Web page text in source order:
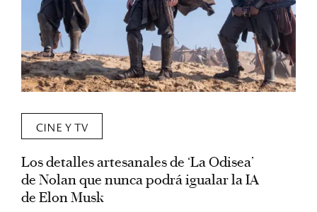
CINE Y TV
Los detalles artesanales de ‘La Odisea’
de Nolan que nunca podrá igualar la IA
de Elon Musk